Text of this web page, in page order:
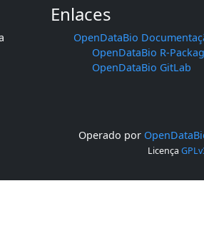
Enlaces
OpenDataBio
OpenDataBio R-
OpenDataBio GitLab
Operado por
Licença